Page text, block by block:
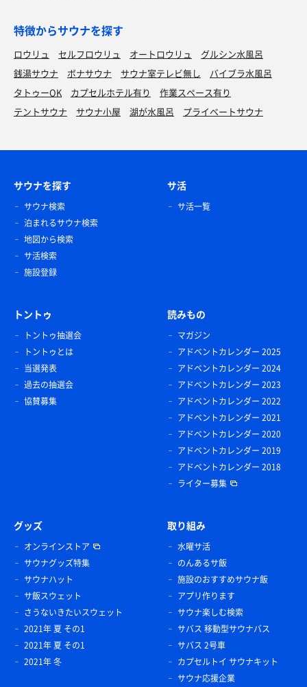
特徴からサウナを探す
ロウリュ セルフロウリュ オートロウリュ
グルシン水風呂
銭湯サウナ
ボナサウナ サウナ室テレビ無し
バイブラ水風呂
タトゥーOK
カプセルホテル有り
作業スペース有り
テントサウナ
サウナ小屋 湖が水風呂 プライベートサウナ
サウナを探す
サウナ検索
泊まれるサウナ検索
地図から検索
サ活検索
施設登録
サ活
サ活一覧
トントゥ
トントゥ抽選会
トントゥとは
当選発表
過去の抽選会
協賛募集
読みもの
マガジン
アドベントカレンダー 2025
アドベントカレンダー 2024
アドベントカレンダー 2023
アドベントカレンダー 2022
アドベントカレンダー 2021
アドベントカレンダー 2020
アドベントカレンダー 2019
アドベントカレンダー 2018
ライター募集
グッズ
オンラインストア
サウナグッズ特集
サウナハット
サ飯スウェット
さうないきたいスウェット
2021年 夏 その1
2021年 夏 その1
2021年 冬
取り組み
水曜サ活
のんあるサ飯
施設のおすすめサウナ飯
アプリ作ります
サウナ楽しむ検索
サバス 移動型サウナバス
サバス 2号車
カプセルトイ サウナキット
サウナ応援企業